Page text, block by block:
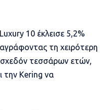
10 έκλεισε 5,2%
τη χειρότερη
τεσσάρων ετών,
την Kering να